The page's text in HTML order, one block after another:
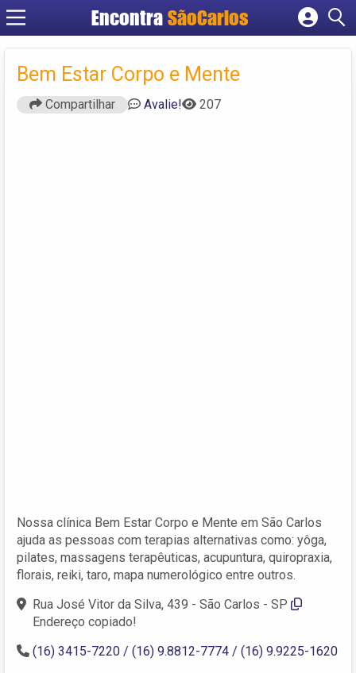
EncontraSãoCarlos
Cadastrar empresa
Criar conta
Bem Estar Corpo e Mente
Compartilhar Avalie! 207
Nossa clínica Bem Estar Corpo e Mente em São Carlos
ajuda as pessoas com terapias alternativas como: yôga,
pilates, massagens terapêuticas, acupuntura, quiropraxia,
florais, reiki, taro, mapa numerológico entre outros.
Rua José Vitor da Silva, 439 - São Carlos - SP
Endereço copiado!
(16) 3415-7220 / (16) 9.8812-7774 / (16) 9.9225-1620